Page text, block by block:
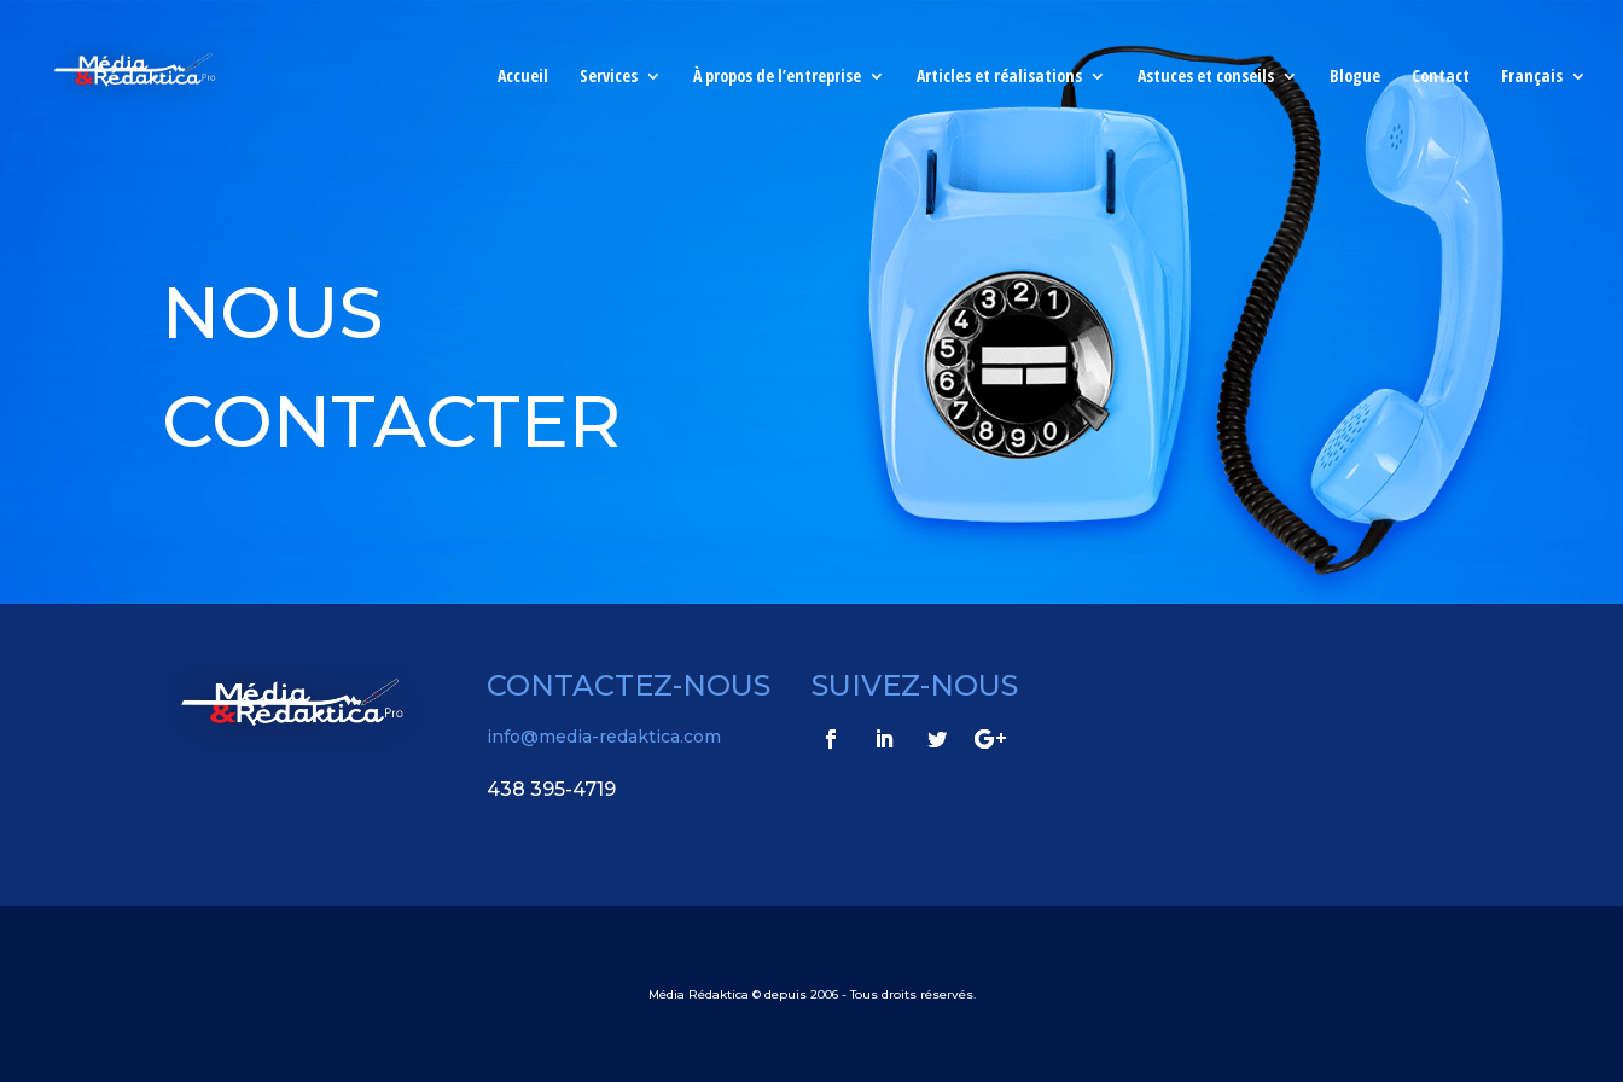
Accueil Services À propos de l’entreprise Articles et réalisations Astuces et conseils Blogue Contact Français
NOUS
CONTACTER
CONTACTEZ-NOUS
info@media-redaktica.com
438 395-4719
SUIVEZ-NOUS
Média Rédaktica © depuis 2006 - Tous droits réservés.